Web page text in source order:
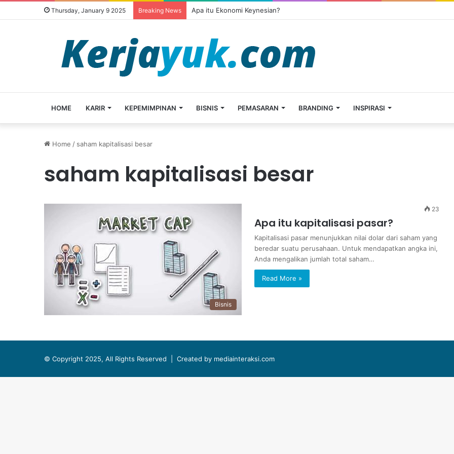
Thursday, January 9 2025 Breaking News Apa itu Ekonomi Keynesian?
HOME KARIR KEPEMIMPINAN BISNIS PEMASARAN BRANDING INSPIRASI
Home / saham kapitalisasi besar
saham kapitalisasi besar
Bisnis
23
Apa itu kapitalisasi pasar?
Kapitalisasi pasar menunjukkan nilai dolar dari saham yang
beredar suatu perusahaan. Untuk mendapatkan angka ini,
Anda mengalikan jumlah total saham…
Read More »
© Copyright 2025, All Rights Reserved | Created by mediainteraksi.com